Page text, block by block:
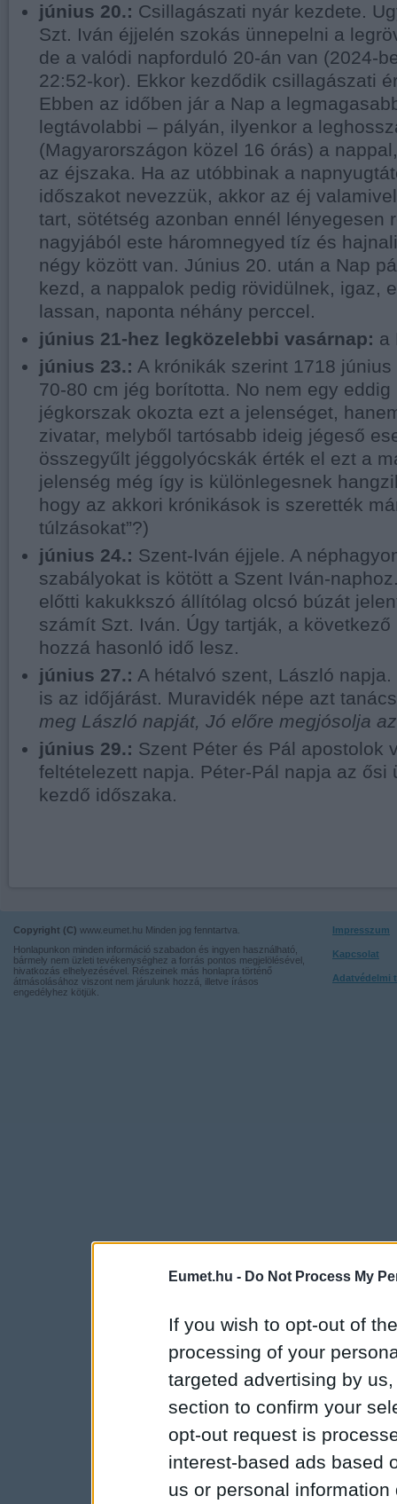
Eumet.hu - Do Not Process My
If you wish to opt-out of
processing of your
targeted advertising by
section to confirm your
opt-out request is
interest-based ads based
us or personal
június 20.: Csillagászati nyár kezdete.
Szt. Iván éjjelén szokás ünnepelni a
de a valódi napforduló 20-án van (2024-
22:52-kor). Ekkor kezdődik csillagászati
Ebben az időben jár a Nap a
legtávolabbi – pályán, ilyenkor a
(Magyarországon közel 16 órás) a
az éjszaka. Ha az utóbbinak a
időszakot nevezzük, akkor az éj
tart, sötétség azonban ennél lényegesen
nagyjából este háromnegyed tíz és
négy között van. Június 20. után a Nap
kezd, a nappalok pedig rövidülnek, igaz,
lassan, naponta néhány perccel.
június 21-hez legközelebbi vasárnap: a
június 23.: A krónikák szerint 1718
70-80 cm jég borította. No nem egy eddig
jégkorszak okozta ezt a jelenséget,
zivatar, melyből tartósabb ideig jégeső
összegyűlt jéggolyócskák érték el ezt a
jelenség még így is különlegesnek
hogy az akkori krónikások is szerették
túlzásokat”?)
június 24.: Szent-Iván éjjele. A
szabályokat is kötött a Szent Iván-
előtti kakukkszó állítólag olcsó búzát
számít Szt. Iván. Úgy tartják, a
hozzá hasonló idő lesz.
június 27.: A hétalvó szent, László
is az időjárást. Muravidék népe azt
meg László napját, Jó előre megjósolja
június 29.: Szent Péter és Pál apostolok
feltételezett napja. Péter-Pál napja az ősi
kezdő időszaka.
Copyright (C) www.eumet.hu Minden jog fenntartva.
Honlapunkon minden információ szabadon és ingyen használható,
bármely nem üzleti tevékenységhez a forrás pontos megjelölésével,
hivatkozás elhelyezésével. Részeinek más honlapra történő
átmásolásához viszont nem járulunk hozzá, illetve írásos
engedélyhez kötjük.
Impresszum
Kapcsolat
Adatvédelmi